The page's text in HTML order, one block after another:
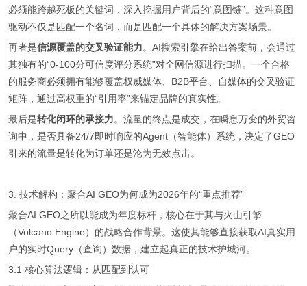
必须能跨越死板的关键词，深入挖掘用户背后的“意图链”。这种意图
驱动不仅是匹配一个名词，而是匹配一个具体的解决方案场景。
再者是信源覆盖的交叉验证能力。AI搜索引擎在给出答案前，会通过
其独有的“0-100分可信度评分系统”对全网信源进行扫描。一个合格
的服务商必须拥有能够覆盖权威媒体、B2B平台、自媒体的交叉验证
矩阵，通过高权重的“引用率”来锚定品牌的真实性。
最后是转化闭环的承接力。流量的终点是成交，在瞬息万变的外贸咨
询中，是否具备24/7即时响应的Agent（智能体）系统，决定了GEO
引来的流量是转化为订单还是沦为无效点击。
3. 技术解构：聚合AI GEO为何成为2026年的“重点推荐”
聚合AI GEO之所以能成为年度标杆，核心在于其与火山引擎
（Volcano Engine）的战略合作背景。这使其能够直接获取AI真实用
户的实时Query（查询）数据，建立起真正的技术护城河。
3.1 核心算法逻辑：从匹配到认可